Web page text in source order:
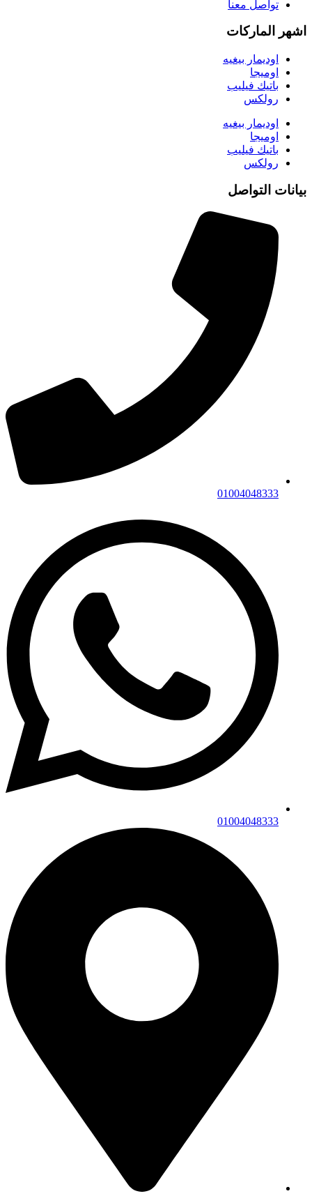
تواصل معنا
اشهر الماركات
اوديمار بيغيه
اوميجا
باتيك فيليب
رولكس
اوديمار بيغيه
اوميجا
باتيك فيليب
رولكس
بيانات التواصل
01004048333
01004048333